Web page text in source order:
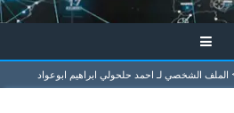
الملف الشخصي لـ احمد حلحولي ابراهيم ابوعواد